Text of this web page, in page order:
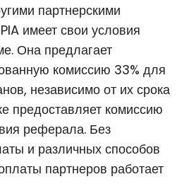
партнерскими
имеет свои условия
Она предлагает
комиссию 33% для
независимо от их срока
предоставляет комиссию
реферала. Без
и различных способов
партнеров работает